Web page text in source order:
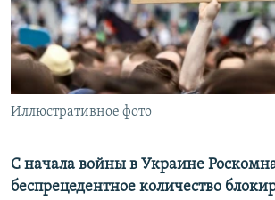
СОЦИАЛЬНЫЕ СЕТИ
Иллюстративное фото
С начала войны в Украине
беспрецедентное количество